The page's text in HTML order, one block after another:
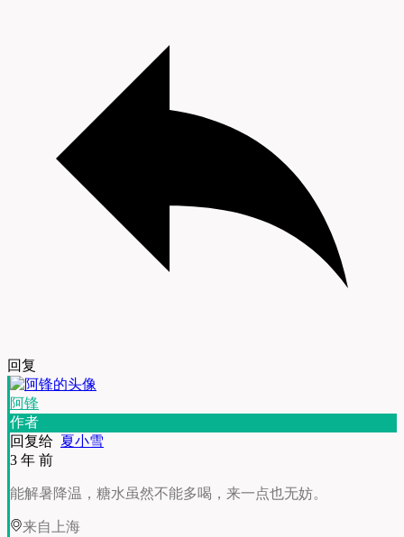
回复
阿锋
作者
回复给 夏小雪
3 年 前
能解暑降温，糖水虽然不能多喝，来一点也无妨。
来自上海